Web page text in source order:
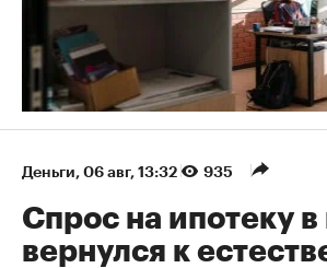
Деньги 06 авг, 13:32 935
Спрос на ипотеку
вернулся к